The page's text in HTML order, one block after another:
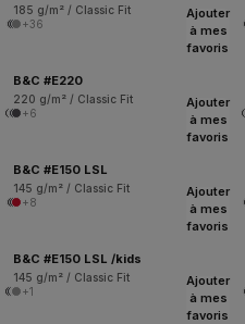
185 g/m² / Classic Fit
+36
Ajouter
à mes
favoris
B&C #E220
220 g/m² / Classic Fit
+6
Ajouter
à mes
favoris
B&C #E150 LSL
145 g/m² / Classic Fit
+8
Ajouter
à mes
favoris
B&C #E150 LSL /kids
145 g/m² / Classic Fit
+1
Ajouter
à mes
favoris